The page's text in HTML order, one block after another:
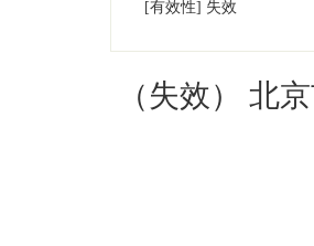
政务公开
[有效性] 失效
（失效） 北